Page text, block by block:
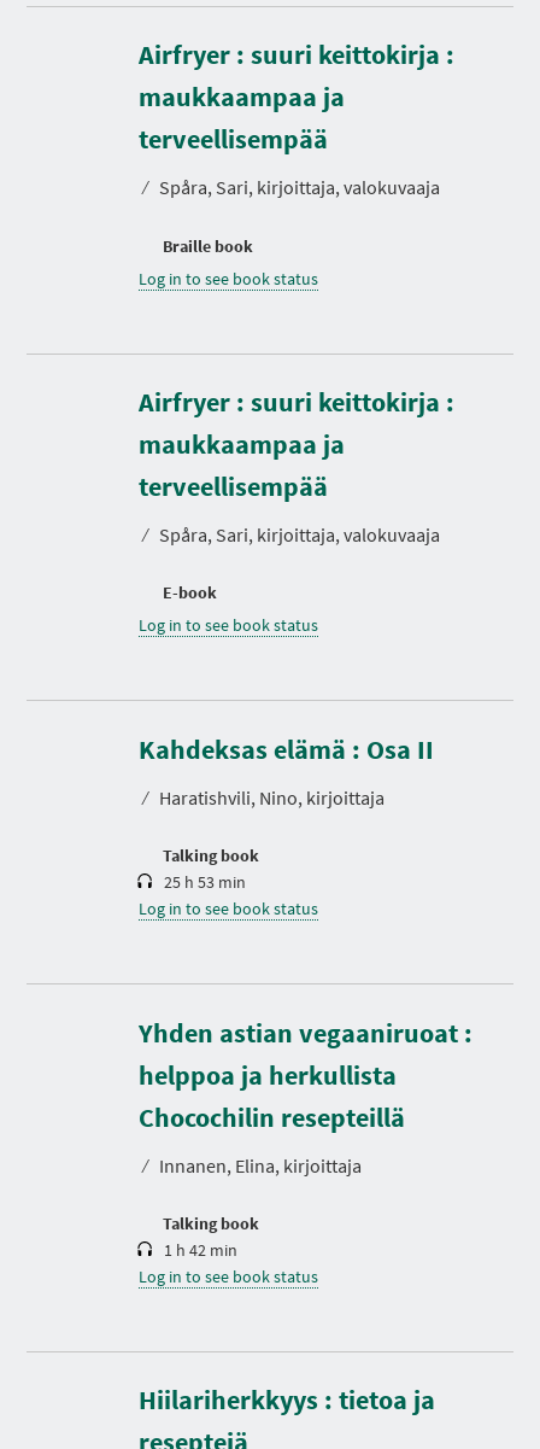
Airfryer : suuri keittokirja :
maukkaampaa ja
terveellisempää
⁄ Spåra, Sari, kirjoittaja, valokuvaaja
Braille book
Log in to see book status
Airfryer : suuri keittokirja :
maukkaampaa ja
terveellisempää
⁄ Spåra, Sari, kirjoittaja, valokuvaaja
E-book
Log in to see book status
Kahdeksas elämä : Osa II
⁄ Haratishvili, Nino, kirjoittaja
Talking book
D
r
a
i
25 h 53 min
Log in to see book status
Yhden astian vegaaniruoat :
helppoa ja herkullista
Chocochilin resepteillä
⁄ Innanen, Elina, kirjoittaja
Talking book
D
u
r
a
i
1 h 42 min
Log in to see book status
Hiilariherkkyys : tietoa ja
reseptejä
D
u
r